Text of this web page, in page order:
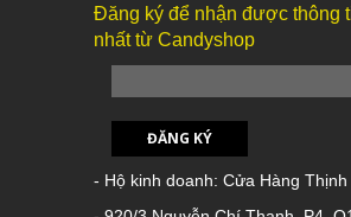
Đăng ký để nhận được thông
nhất từ Candyshop
ĐĂNG KÝ
- Hộ kinh doanh: Cửa Hàng